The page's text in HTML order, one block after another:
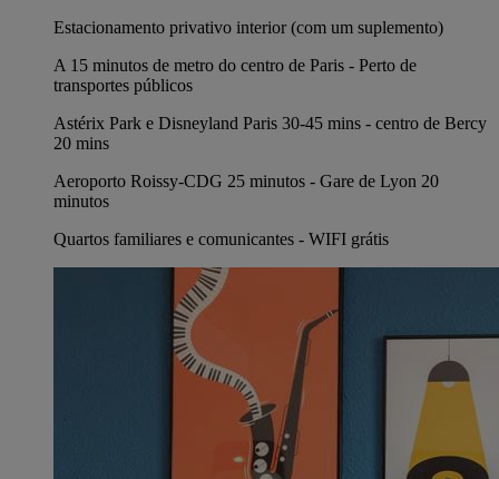
Estacionamento privativo interior (com um suplemento)
A 15 minutos de metro do centro de Paris - Perto de
transportes públicos
Astérix Park e Disneyland Paris 30-45 mins - centro de Bercy
20 mins
Aeroporto Roissy-CDG 25 minutos - Gare de Lyon 20
minutos
Quartos familiares e comunicantes - WIFI grátis